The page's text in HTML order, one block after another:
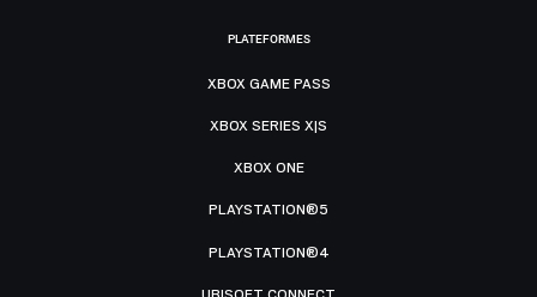
PLATEFORMES
XBOX GAME PASS
XBOX SERIES X|S
XBOX ONE
PLAYSTATION®5
PLAYSTATION®4